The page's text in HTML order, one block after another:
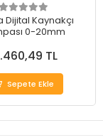
Dijital Kaynakçı
0-20mm
TL
Sepete Ekle